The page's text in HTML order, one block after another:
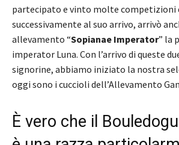
partecipato e vinto molte competizioni
successivamente al suo arrivo, arrivò
allevamento “Sopianae Imperator” la
imperator Luna. Con l’arrivo di queste
signorine, abbiamo iniziato la nostra
oggi sono i cuccioli dell’Allevamento
È vero che il